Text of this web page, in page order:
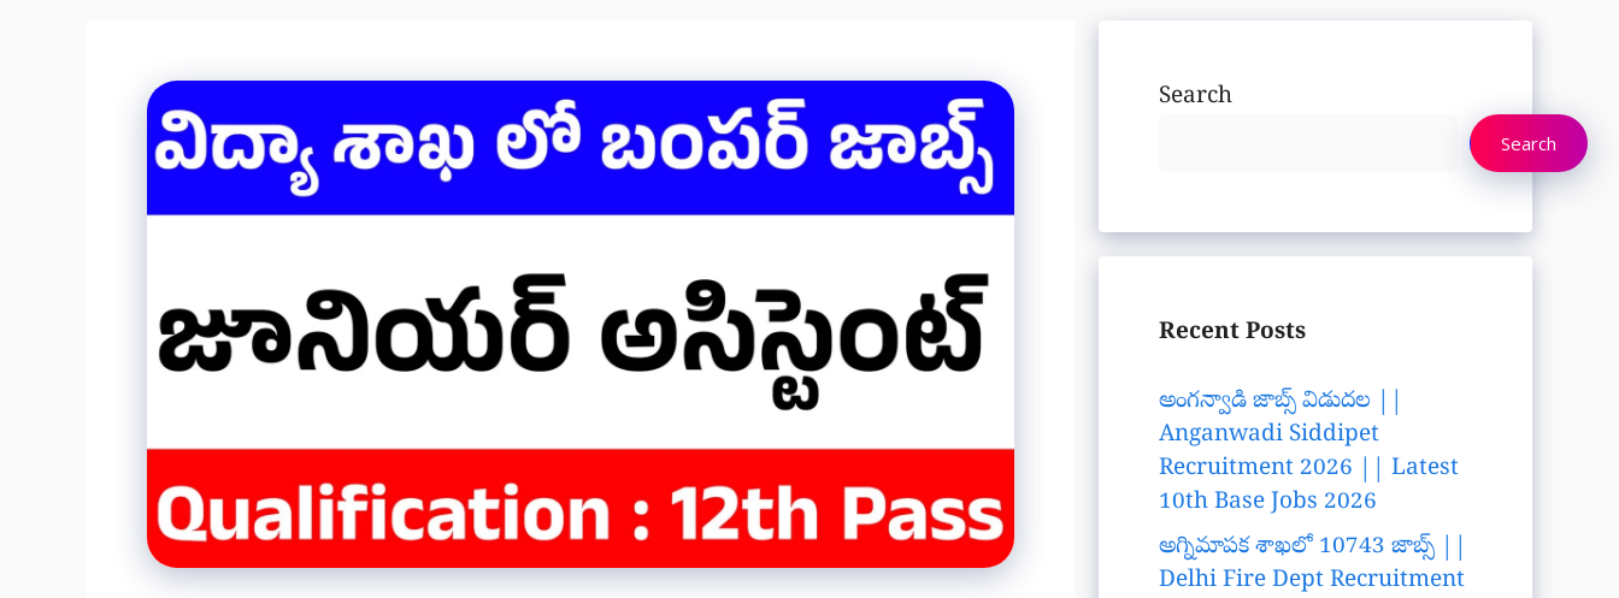
Search
Search
Recent Posts
అంగన్వాడి జాబ్స్ విడుదల ||
Anganwadi Siddipet
Recruitment 2026 || Latest
10th Base Jobs 2026
అగ్నిమాపక శాఖలో 10743 జాబ్స్ ||
Delhi Fire Dept Recruitment